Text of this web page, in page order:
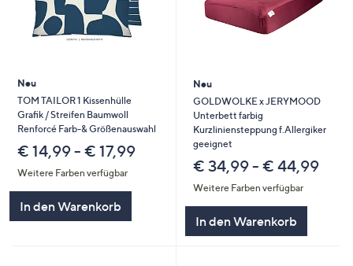
Neu
TOM TAILOR 1 Kissenhülle
Grafik / Streifen Baumwoll
Renforcé Farb-& Größenauswahl
€ 14,99 - € 17,99
Weitere Farben verfügbar
In den Warenkorb
Neu
GOLDWOLKE x JERYMOOD
Unterbett farbig
Kurzliniensteppung f.Allergiker
geeignet
€ 34,99 - € 44,99
Weitere Farben verfügbar
In den Warenkorb